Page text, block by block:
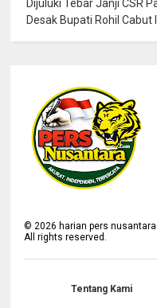
Dijuluki Tebar Janji CSR
Desak Bupati Rohil Cabut
©2026 harian pers nusantara
All rights reserved.
Tentang Kami